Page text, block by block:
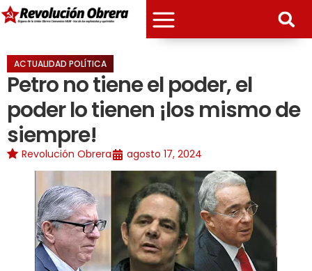
ACTUALIDAD POLÍTICA
Petro no tiene el poder, el
poder lo tienen ¡los mismo de
siempre!
Revolución Obrera agosto 17, 2024